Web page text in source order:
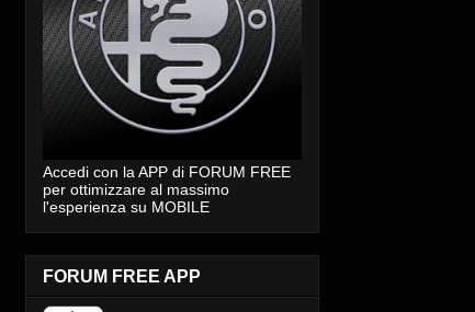
Accedi con la APP di FORUM FREE
per ottimizzare al massimo
l'esperienza su MOBILE
FORUM FREE APP